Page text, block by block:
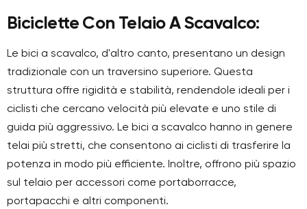
Biciclette Con Telaio A Scavalco:
Le bici a scavalco, d'altro canto, presentano un design
tradizionale con un traversino superiore. Questa
struttura offre rigidità e stabilità, rendendole ideali per i
ciclisti che cercano velocità più elevate e uno stile di
guida più aggressivo. Le bici a scavalco hanno in genere
telai più stretti, che consentono ai ciclisti di trasferire la
potenza in modo più efficiente. Inoltre, offrono più spazio
sul telaio per accessori come portaborracce,
portapacchi e altri componenti.